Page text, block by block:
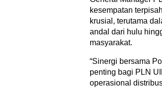
kesempatan
krusial, terutama
andal dari hulu
masyarakat.
“Sinergi bersama
penting bagi PLN
operasional